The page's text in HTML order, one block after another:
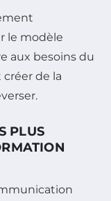
le modèle
aux besoins du
de la
PLUS